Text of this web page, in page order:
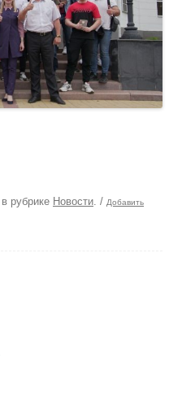
в рубрике Новости / Добавить